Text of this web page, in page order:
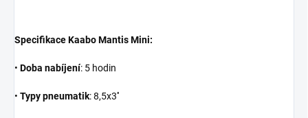
Specifikace Kaabo Mantis Mini:
• Doba nabíjení: 5 hodin
• Typy pneumatik: 8,5x3''